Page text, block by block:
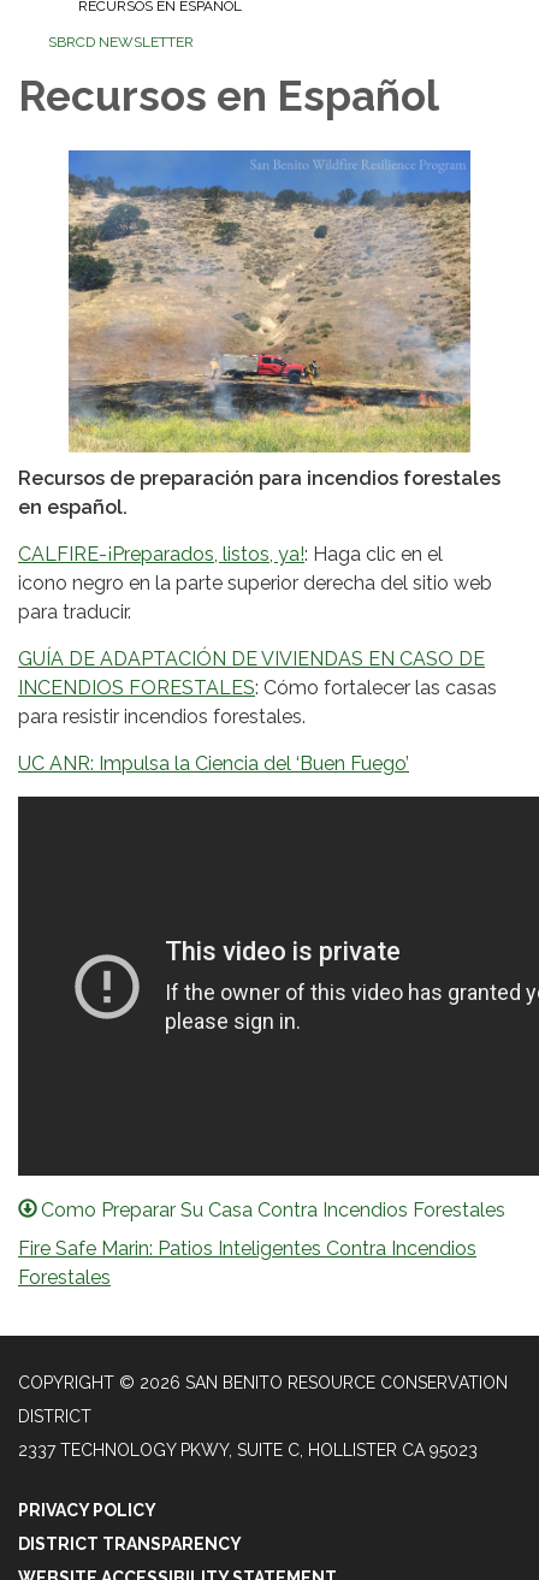
RECURSOS EN ESPAÑOL
SBRCD NEWSLETTER
Recursos en Español
Recursos de preparación para incendios forestales
en español.
CALFIRE-¡Preparados, listos, ya!: Haga clic en el
icono negro en la parte superior derecha del sitio web
para traducir.
GUÍA DE ADAPTACIÓN DE VIVIENDAS EN CASO DE
INCENDIOS FORESTALES: Cómo fortalecer las casas
para resistir incendios forestales.
UC ANR: Impulsa la Ciencia del ‘Buen Fuego’
Como Preparar Su Casa Contra Incendios Forestales
Fire Safe Marin: Patios Inteligentes Contra Incendios
Forestales
COPYRIGHT © 2026 SAN BENITO RESOURCE CONSERVATION
DISTRICT
2337 TECHNOLOGY PKWY, SUITE C, HOLLISTER CA 95023
PRIVACY POLICY
DISTRICT TRANSPARENCY